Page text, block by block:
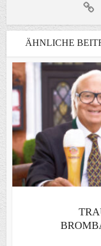
ÄHNLICHE